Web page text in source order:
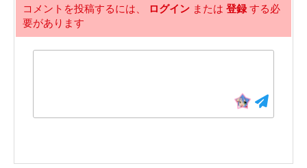
2年前 2年前
第228話
コメントを投稿するには、 ログイン または 登録する必
要があります